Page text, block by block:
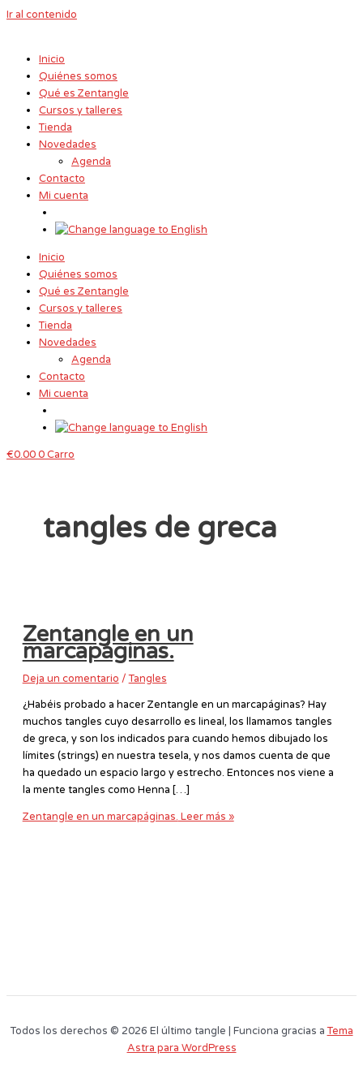
Ir al contenido
Inicio
Quiénes somos
Qué es Zentangle
Cursos y talleres
Tienda
Novedades
Agenda
Contacto
Mi cuenta
Inicio
Quiénes somos
Qué es Zentangle
Cursos y talleres
Tienda
Novedades
Agenda
Contacto
Mi cuenta
€0.000Carro
tangles de greca
Zentangle en un
marcapáginas.
Deja un comentario /Tangles
¿Habéis probado a hacer Zentangle en un marcapáginas? Hay
muchos tangles cuyo desarrollo es lineal, los llamamos tangles
de greca, y son los indicados para cuando hemos dibujado los
límites (strings) en nuestra tesela, y nos damos cuenta de que
ha quedado un espacio largo y estrecho. Entonces nos viene a
la mente tangles como Henna […]
Zentangle en un marcapáginas. Leer más »
Todos los derechos © 2026 El último tangle | Funciona gracias aTema
Astra para WordPress